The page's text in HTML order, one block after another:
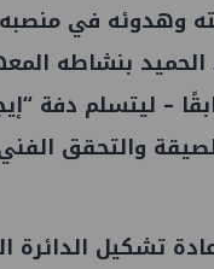
وهدوئه في
– ليتسلم دفة
والتحقق
تشكيل الدائرة